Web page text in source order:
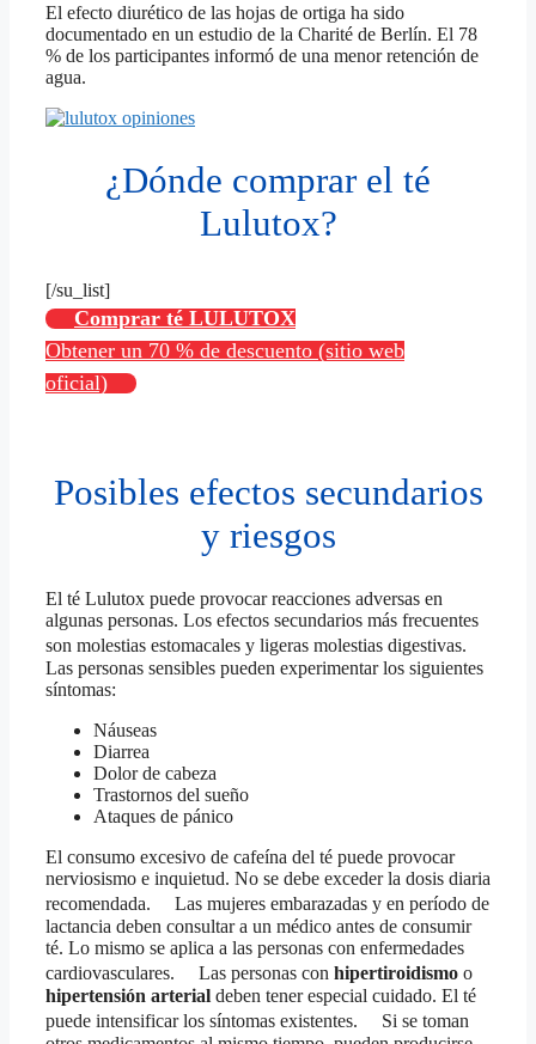
El efecto diurético de las hojas de ortiga ha sido
documentado en un estudio de la Charité de Berlín. El 78
% de los participantes informó de una menor retención de
agua.
¿Dónde comprar el té
Lulutox?
[/su_list]
Comprar té LULUTOX
Obtener un 70 % de descuento (sitio web
oficial)
Posibles efectos secundarios
y riesgos
El té Lulutox puede provocar reacciones adversas en
algunas personas. Los efectos secundarios más frecuentes
son molestias estomacales y ligeras molestias digestivas.
Las personas sensibles pueden experimentar los siguientes
síntomas:
Náuseas
Diarrea
Dolor de cabeza
Trastornos del sueño
Ataques de pánico
El consumo excesivo de cafeína del té puede provocar
nerviosismo e inquietud. No se debe exceder la dosis diaria
recomendada. Las mujeres embarazadas y en período de
lactancia deben consultar a un médico antes de consumir
té. Lo mismo se aplica a las personas con enfermedades
cardiovasculares. Las personas con hipertiroidismo o
hipertensión arterial deben tener especial cuidado. El té
puede intensificar los síntomas existentes. Si se toman